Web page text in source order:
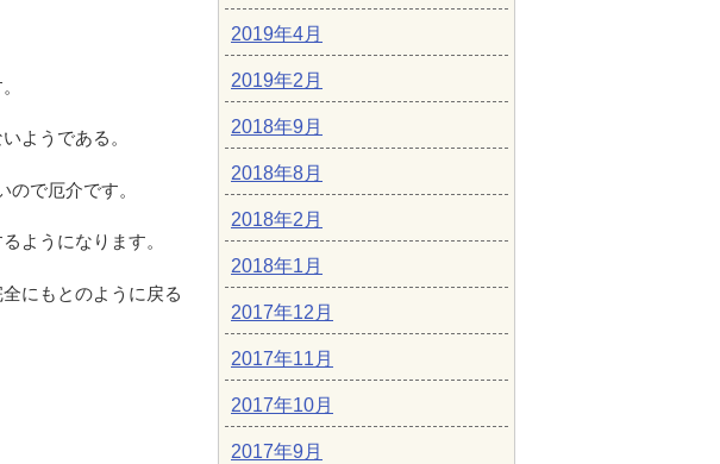
ようである。
で厄介です。
ようになります。
にもとのように戻る
2019年4月
2019年2月
2018年9月
2018年8月
2018年2月
2018年1月
2017年12月
2017年11月
2017年10月
2017年9月